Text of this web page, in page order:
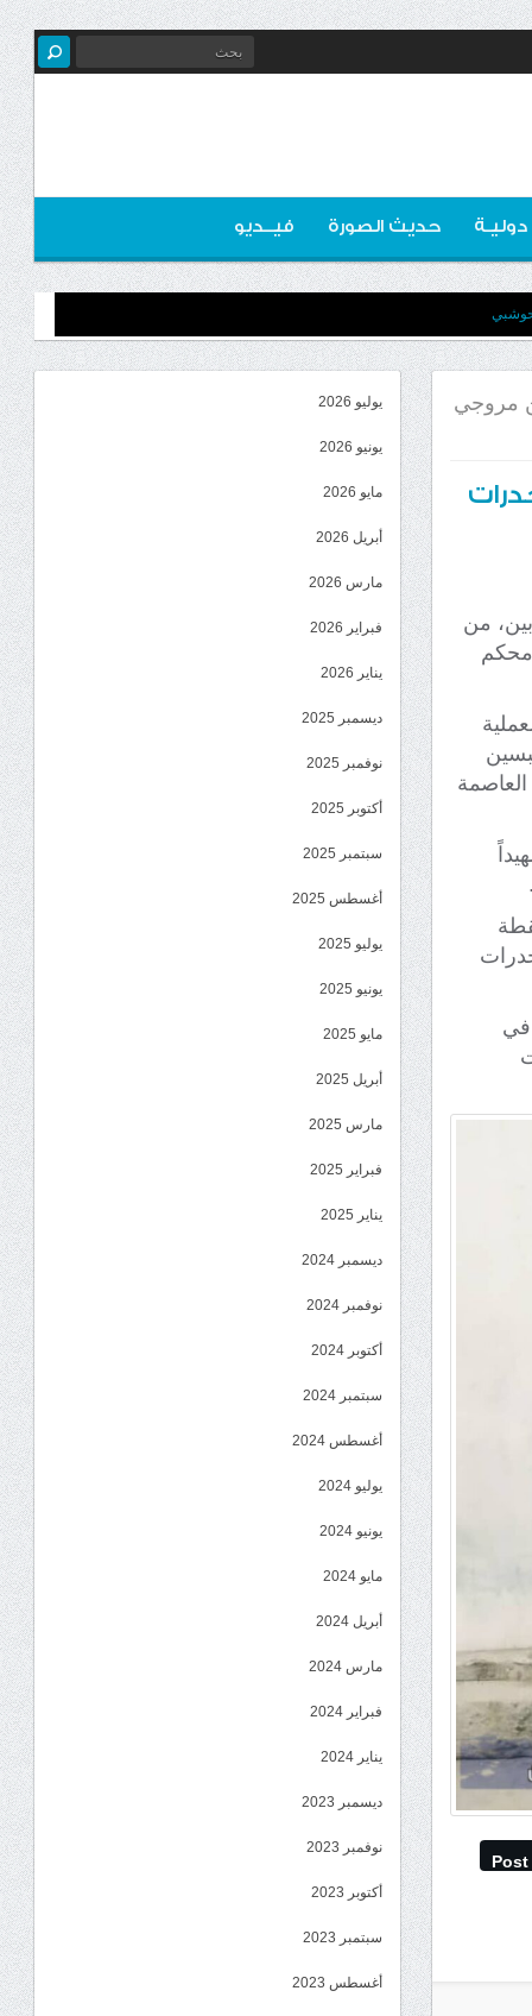
دوليـة حديث الصورة فيــديو
مروجي
من
محكم
في
Post
يوليو 2026
يونيو 2026
مايو 2026
أبريل 2026
مارس 2026
فبراير 2026
يناير 2026
ديسمبر 2025
نوفمبر 2025
أكتوبر 2025
سبتمبر 2025
أغسطس 2025
يوليو 2025
يونيو 2025
مايو 2025
أبريل 2025
مارس 2025
فبراير 2025
يناير 2025
ديسمبر 2024
نوفمبر 2024
أكتوبر 2024
سبتمبر 2024
أغسطس 2024
يوليو 2024
يونيو 2024
مايو 2024
أبريل 2024
مارس 2024
فبراير 2024
يناير 2024
ديسمبر 2023
نوفمبر 2023
أكتوبر 2023
سبتمبر 2023
أغسطس 2023